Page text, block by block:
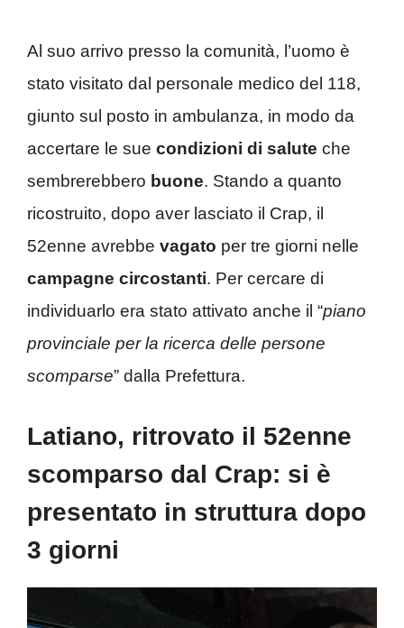
Al suo arrivo presso la comunità, l’uomo è
stato visitato dal personale medico del 118,
giunto sul posto in ambulanza, in modo da
accertare le sue condizioni di salute che
sembrerebbero buone. Stando a quanto
ricostruito, dopo aver lasciato il Crap, il
52enne avrebbe vagato per tre giorni nelle
campagne circostanti. Per cercare di
individuarlo era stato attivato anche il “piano
provinciale per la ricerca delle persone
scomparse” dalla Prefettura.
Latiano, ritrovato il 52enne
scomparso dal Crap: si è
presentato in struttura dopo
3 giorni